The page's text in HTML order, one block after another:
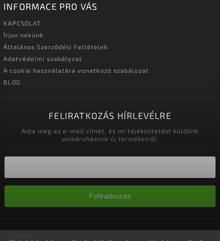
INFORMACE PRO VÁS
KAPCSOLAT
Írjon nekünk
Általános Szerződési Feltételek
Adatvédelmi szabályzat
A cookie használatára vonatkozó szabályzat
BLOG
FELIRATKOZÁS HÍRLEVÉLRE
Adja meg az e-mail címét, és mi tájékoztatást küldünk
webáruházunk új termékeiről.
Feliratkozás